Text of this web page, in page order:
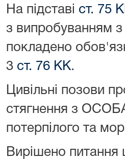
На підставі ст. 75
з випробуванням
покладено
3 ст. 76 КК.
Цивільні позови
стягнення з
потерпілого та
Вирішено питання